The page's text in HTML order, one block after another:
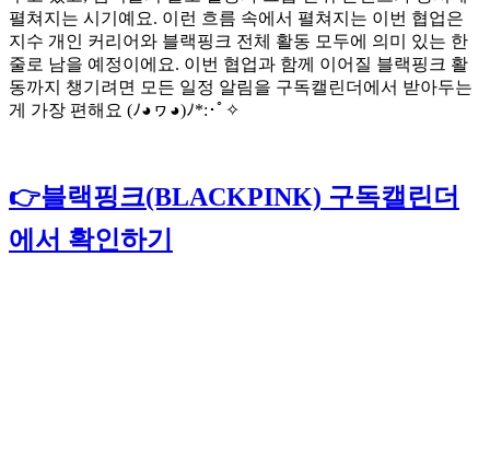
펼쳐지는 시기예요. 이런 흐름 속에서 펼쳐지는 이번 협업은
지수 개인 커리어와 블랙핑크 전체 활동 모두에 의미 있는 한
줄로 남을 예정이에요. 이번 협업과 함께 이어질 블랙핑크 활
동까지 챙기려면 모든 일정 알림을 구독캘린더에서 받아두는
게 가장 편해요 (ﾉ◕ヮ◕)ﾉ*:･ﾟ✧
👉블랙핑크(BLACKPINK) 구독캘린더
에서 확인하기